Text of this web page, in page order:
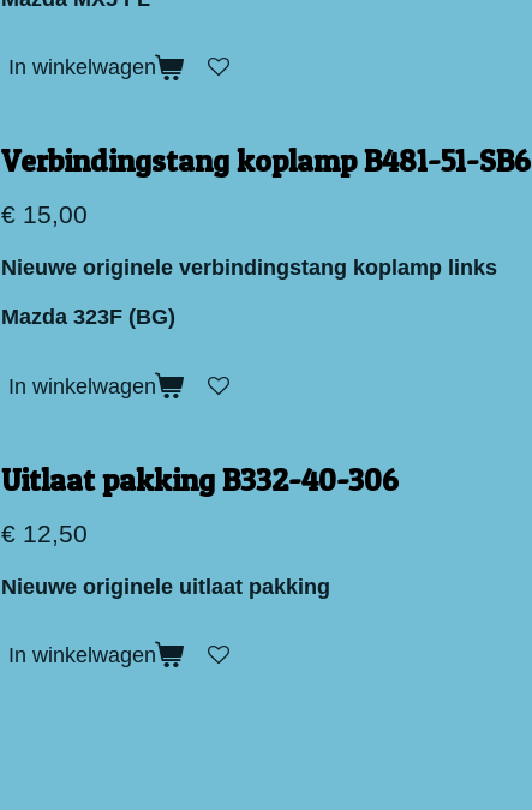
In winkelwagen
Verbindingstang koplamp B481-51-SB6
€ 15,00
Nieuwe originele verbindingstang koplamp links
Mazda 323F (BG)
In winkelwagen
Uitlaat pakking B332-40-306
€ 12,50
Nieuwe originele uitlaat pakking
In winkelwagen